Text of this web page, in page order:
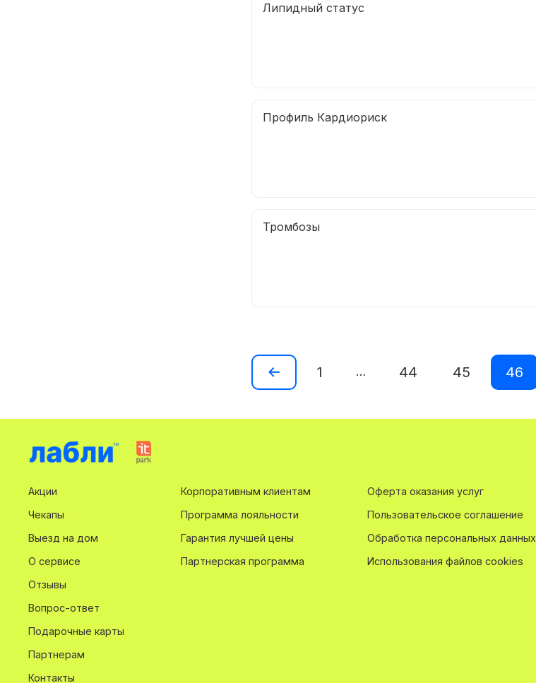
Липидный статус
Профиль Кардиориск
Тромбозы
1 … 44 45 46
Акции
Чекапы
Выезд на дом
О сервисе
Отзывы
Вопрос-ответ
Подарочные карты
Партнерам
Контакты
Корпоративным клиентам
Программа лояльности
Гарантия лучшей цены
Партнерская программа
Оферта оказания услуг
Пользовательское соглашение
Обработка персональных данных
Использования файлов cookies